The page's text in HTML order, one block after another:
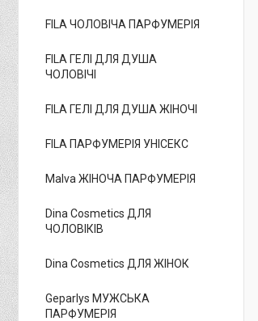
FILA ЧОЛОВІЧА ПАРФУМЕРІЯ
FILA ГЕЛІ ДЛЯ ДУША
ЧОЛОВІЧІ
FILA ГЕЛІ ДЛЯ ДУША ЖІНОЧІ
FILA ПАРФУМЕРІЯ УНІСЕКС
Malva ЖІНОЧА ПАРФУМЕРІЯ
Dina Cosmetics ДЛЯ
ЧОЛОВІКІВ
Dina Cosmetics ДЛЯ ЖІНОК
Geparlys МУЖСЬКА
ПАРФУМЕРІЯ